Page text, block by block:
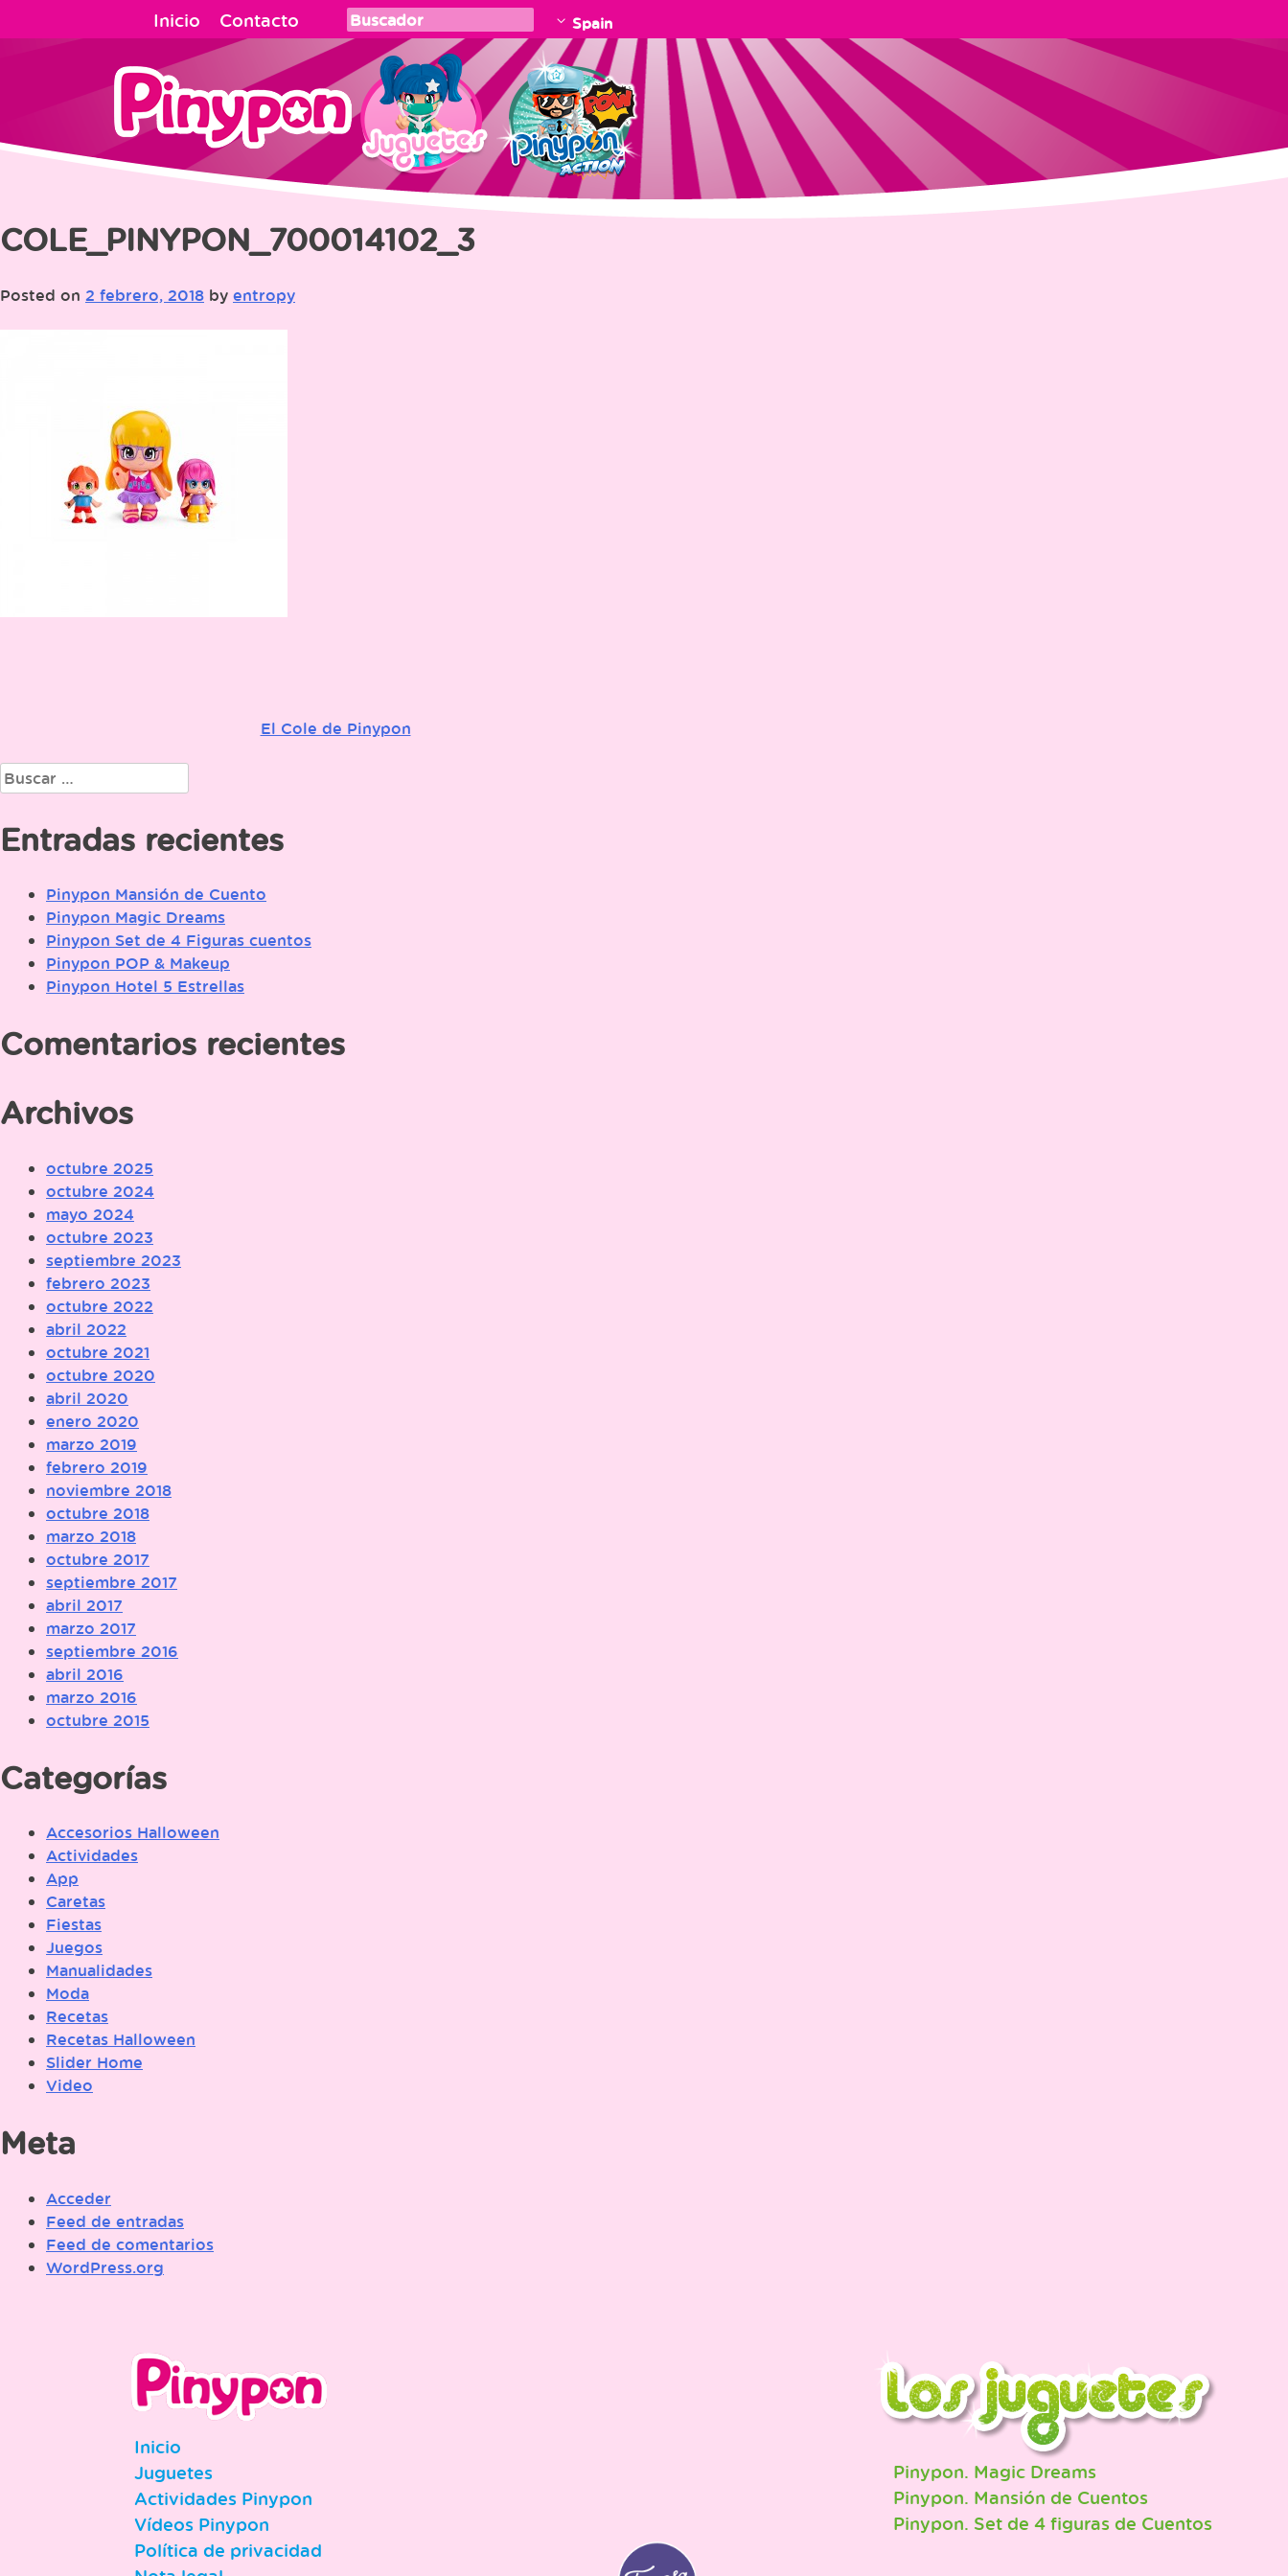
to
Inicio Contacto Spain
COLE_PINYPON_700014102_3
Posted on 2 febrero, 2018 by entropy
de
entradas
El Cole de Pinypon
Buscar:
Entradas recientes
Pinypon Mansión de Cuento
Pinypon Magic Dreams
Pinypon Set de 4 Figuras cuentos
Pinypon POP & Makeup
Pinypon Hotel 5 Estrellas
Comentarios recientes
Archivos
octubre 2025
octubre 2024
mayo 2024
octubre 2023
septiembre 2023
febrero 2023
octubre 2022
abril 2022
octubre 2021
octubre 2020
abril 2020
enero 2020
marzo 2019
febrero 2019
noviembre 2018
octubre 2018
marzo 2018
octubre 2017
septiembre 2017
abril 2017
marzo 2017
septiembre 2016
abril 2016
marzo 2016
octubre 2015
Categorías
Accesorios Halloween
Actividades
App
Caretas
Fiestas
Juegos
Manualidades
Moda
Recetas
Recetas Halloween
Slider Home
Video
Meta
Acceder
Feed de entradas
Feed de comentarios
WordPress.org
Inicio
Juguetes
Actividades Pinypon
Vídeos Pinypon
Política de privacidad
Pinypon. Magic Dreams
Pinypon. Mansión de Cuentos
Pinypon. Set de 4 figuras de Cuentos